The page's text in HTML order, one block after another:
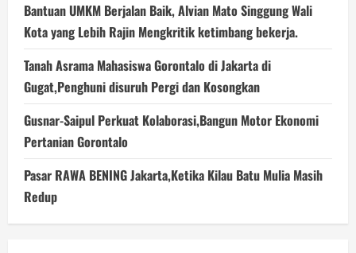
Bantuan UMKM Berjalan Baik, Alvian Mato Singgung Wali
Kota yang Lebih Rajin Mengkritik ketimbang bekerja.
Tanah Asrama Mahasiswa Gorontalo di Jakarta di
Gugat,Penghuni disuruh Pergi dan Kosongkan
Gusnar-Saipul Perkuat Kolaborasi,Bangun Motor Ekonomi
Pertanian Gorontalo
Pasar RAWA BENING Jakarta,Ketika Kilau Batu Mulia Masih
Redup